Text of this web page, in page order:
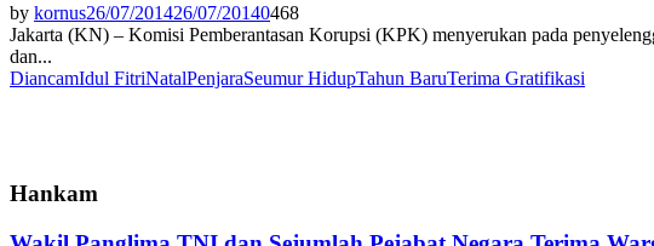
by kornus26/07/201426/07/20140468
Jakarta (KN) – Komisi Pemberantasan Korupsi (KPK) menyerukan pada
dan...
DiancamIdul FitriNatalPenjaraSeumur HidupTahun BaruTerima Gratifikasi
Hankam